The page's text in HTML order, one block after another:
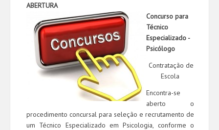
ABERTURA
Concurso para
Técnico
Especializado -
Psicólogo
Contratação de
Escola
Encontra-se
aberto o
procedimento concursal para seleção e recrutamento de
um Técnico Especializado em Psicologia, conforme o